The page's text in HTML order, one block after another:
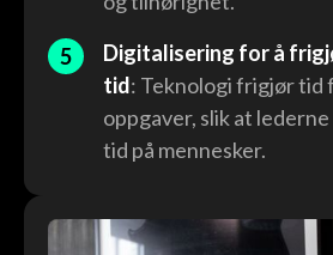
Digitalisering for å
tid: Teknologi frigjør tid
oppgaver, slik at
tid på mennesker.